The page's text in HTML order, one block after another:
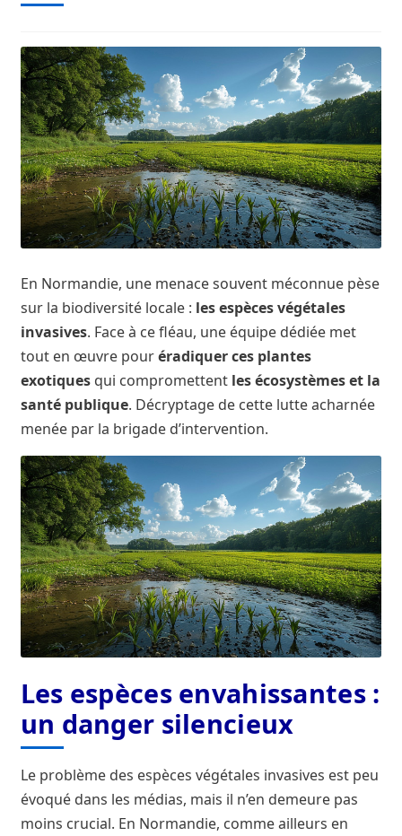
En Normandie, une menace souvent méconnue pèse
sur la biodiversité locale : les espèces végétales
invasives. Face à ce fléau, une équipe dédiée met
tout en œuvre pouréradiquer ces plantes
exotiquesqui compromettent les écosystèmes et la
santé publique. Décryptage de cette lutte acharnée
menée par la brigade d’intervention.
Les espèces envahissantes :
un danger silencieux
Le problème des espèces végétales invasives est peu
évoqué dans les médias, mais il n’en demeure pas
moins crucial. En Normandie, comme ailleurs en